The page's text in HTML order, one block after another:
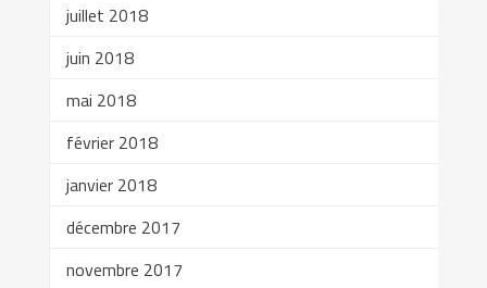
juillet 2018
juin 2018
mai 2018
février 2018
janvier 2018
décembre 2017
novembre 2017